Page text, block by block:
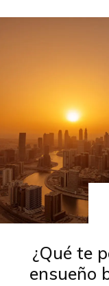
¿Qué te
ensueño